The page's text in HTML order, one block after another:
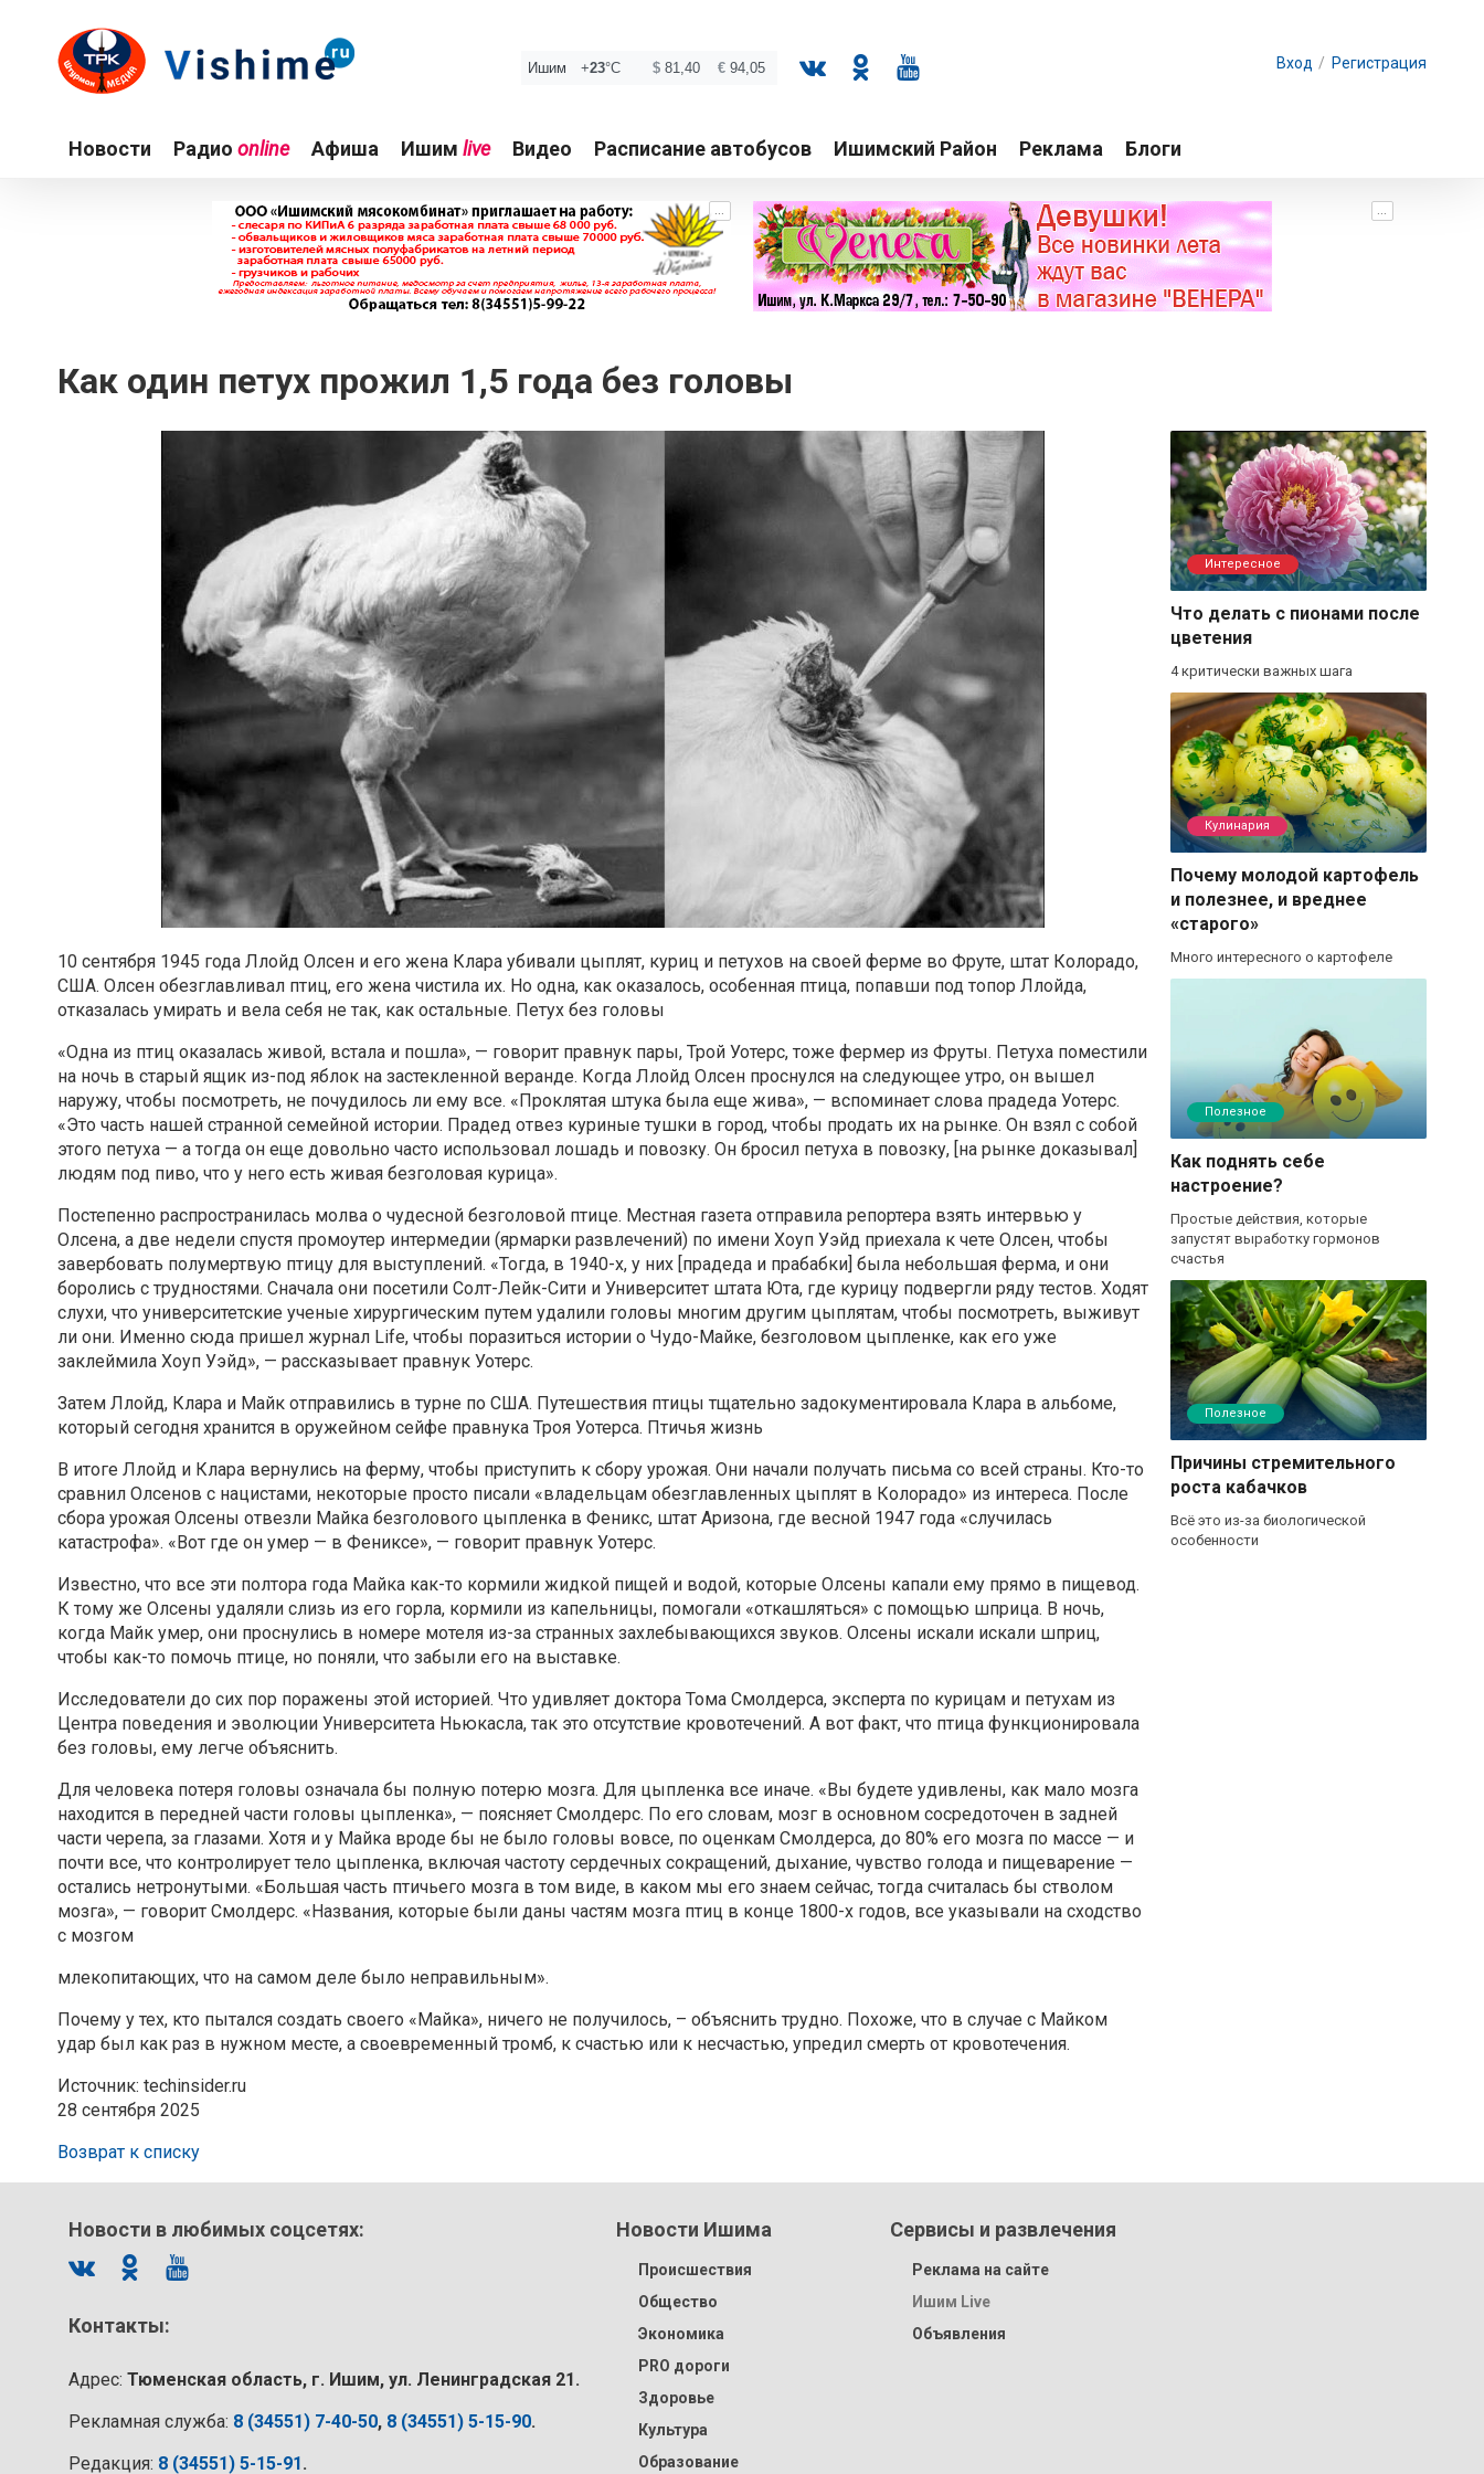
Вход / Регистрация
Новости Радио online Афиша Ишим live Видео Расписание автобусов Ишимский Район Реклама Блоги
... ...
Как один петух прожил 1,5 года без головы
10 сентября 1945 года Ллойд Олсен и его жена Клара убивали цыплят, куриц и петухов на своей ферме во Фруте, штат Колорадо,
США. Олсен обезглавливал птиц, его жена чистила их. Но одна, как оказалось, особенная птица, попавши под топор Ллойда,
отказалась умирать и вела себя не так, как остальные. Петух без головы
«Одна из птиц оказалась живой, встала и пошла», — говорит правнук пары, Трой Уотерс, тоже фермер из Фруты. Петуха поместили
на ночь в старый ящик из-под яблок на застекленной веранде. Когда Ллойд Олсен проснулся на следующее утро, он вышел
наружу, чтобы посмотреть, не почудилось ли ему все. «Проклятая штука была еще жива», — вспоминает слова прадеда Уотерс.
«Это часть нашей странной семейной истории. Прадед отвез куриные тушки в город, чтобы продать их на рынке. Он взял с собой
этого петуха — а тогда он еще довольно часто использовал лошадь и повозку. Он бросил петуха в повозку, [на рынке доказывал]
людям под пиво, что у него есть живая безголовая курица».
Постепенно распространилась молва о чудесной безголовой птице. Местная газета отправила репортера взять интервью у
Олсена, а две недели спустя промоутер интермедии (ярмарки развлечений) по имени Хоуп Уэйд приехала к чете Олсен, чтобы
завербовать полумертвую птицу для выступлений. «Тогда, в 1940-х, у них [прадеда и прабабки] была небольшая ферма, и они
боролись с трудностями. Сначала они посетили Солт-Лейк-Сити и Университет штата Юта, где курицу подвергли ряду тестов. Ходят
слухи, что университетские ученые хирургическим путем удалили головы многим другим цыплятам, чтобы посмотреть, выживут
ли они. Именно сюда пришел журнал Life, чтобы поразиться истории о Чудо-Майке, безголовом цыпленке, как его уже
заклеймила Хоуп Уэйд», — рассказывает правнук Уотерс.
Затем Ллойд, Клара и Майк отправились в турне по США. Путешествия птицы тщательно задокументировала Клара в альбоме,
который сегодня хранится в оружейном сейфе правнука Троя Уотерса. Птичья жизнь
В итоге Ллойд и Клара вернулись на ферму, чтобы приступить к сбору урожая. Они начали получать письма со всей страны. Кто-то
сравнил Олсенов с нацистами, некоторые просто писали «владельцам обезглавленных цыплят в Колорадо» из интереса. После
сбора урожая Олсены отвезли Майка безголового цыпленка в Феникс, штат Аризона, где весной 1947 года «случилась
катастрофа». «Вот где он умер — в Фениксе», — говорит правнук Уотерс.
Известно, что все эти полтора года Майка как-то кормили жидкой пищей и водой, которые Олсены капали ему прямо в пищевод.
К тому же Олсены удаляли слизь из его горла, кормили из капельницы, помогали «откашляться» с помощью шприца. В ночь,
когда Майк умер, они проснулись в номере мотеля из-за странных захлебывающихся звуков. Олсены искали искали шприц,
чтобы как-то помочь птице, но поняли, что забыли его на выставке.
Исследователи до сих пор поражены этой историей. Что удивляет доктора Тома Смолдерса, эксперта по курицам и петухам из
Центра поведения и эволюции Университета Ньюкасла, так это отсутствие кровотечений. А вот факт, что птица функционировала
без головы, ему легче объяснить.
Для человека потеря головы означала бы полную потерю мозга. Для цыпленка все иначе. «Вы будете удивлены, как мало мозга
находится в передней части головы цыпленка», — поясняет Смолдерс. По его словам, мозг в основном сосредоточен в задней
части черепа, за глазами. Хотя и у Майка вроде бы не было головы вовсе, по оценкам Смолдерса, до 80% его мозга по массе — и
почти все, что контролирует тело цыпленка, включая частоту сердечных сокращений, дыхание, чувство голода и пищеварение —
остались нетронутыми. «Большая часть птичьего мозга в том виде, в каком мы его знаем сейчас, тогда считалась бы стволом
мозга», — говорит Смолдерс. «Названия, которые были даны частям мозга птиц в конце 1800-х годов, все указывали на сходство
с мозгом
млекопитающих, что на самом деле было неправильным».
Почему у тех, кто пытался создать своего «Майка», ничего не получилось, – объяснить трудно. Похоже, что в случае с Майком
удар был как раз в нужном месте, а своевременный тромб, к счастью или к несчастью, упредил смерть от кровотечения.
Источник: techinsider.ru
28 сентября 2025
Возврат к списку
Интересное
Что делать с пионами после
цветения
4 критически важных шага
Кулинария
Почему молодой картофель
и полезнее, и вреднее
«старого»
Много интересного о картофеле
Полезное
Как поднять себе
настроение?
Простые действия, которые
запустят выработку гормонов
счастья
Полезное
Причины стремительного
роста кабачков
Всё это из-за биологической
особенности
Новости в любимых соцсетях:
Контакты:
Адрес: Тюменская область, г. Ишим, ул. Ленинградская 21.
Рекламная служба: 8 (34551) 7-40-50, 8 (34551) 5-15-90.
Редакция: 8 (34551) 5-15-91.
Новости Ишима
Происшествия
Общество
Экономика
PRO дороги
Здоровье
Культура
Образование
Сервисы и развлечения
Реклама на сайте
Ишим Live
Объявления